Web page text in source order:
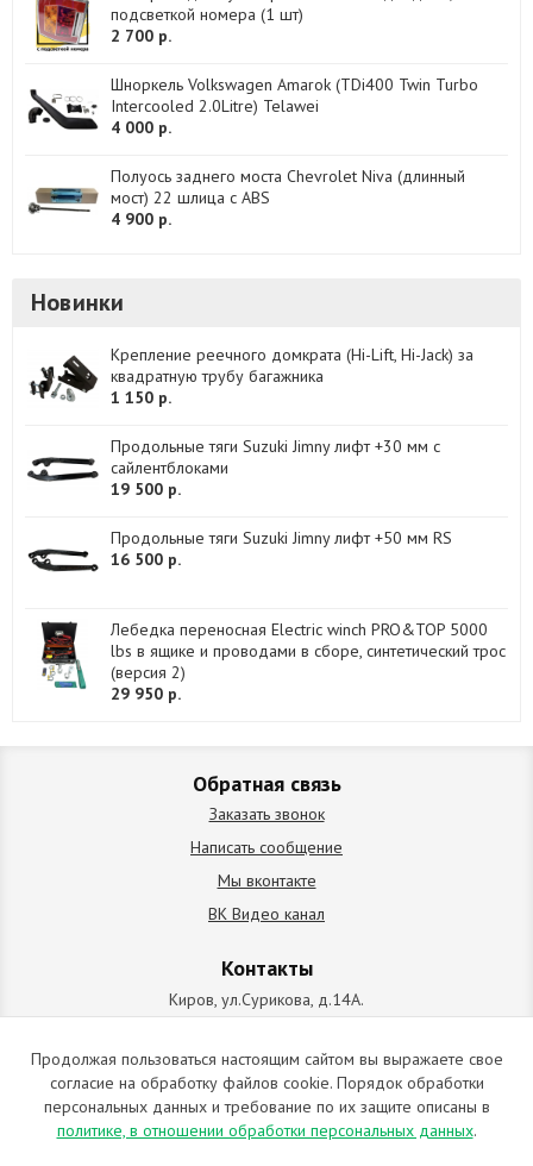
подсветкой номера (1 шт)
2 700 р.
Шноркель Volkswagen Amarok (TDi400 Twin Turbo
Intercooled 2.0Litre) Telawei
4 000 р.
Полуось заднего моста Chevrolet Niva (длинный
мост) 22 шлица с ABS
4 900 р.
Новинки
Крепление реечного домкрата (Hi-Lift, Hi-Jack) за
квадратную трубу багажника
1 150 р.
Продольные тяги Suzuki Jimny лифт +30 мм с
сайлентблоками
19 500 р.
Продольные тяги Suzuki Jimny лифт +50 мм RS
16 500 р.
Лебедка переносная Electric winch PRO&TOP 5000
lbs в ящике и проводами в сборе, синтетический трос
(версия 2)
29 950 р.
Обратная связь
Заказать звонок
Написать сообщение
Мы вконтакте
ВК Видео канал
Контакты
Киров, ул.Сурикова, д.14А.
схема проезда
+7 (912) 827-92-55
ИП Позолотин Евгений Валерьевич
ИНН 434537218055 / ОГРН ИП 309434505600123 от 25.02.2009
Продолжая пользоваться настоящим сайтом вы выражаете свое
согласие на обработку файлов cookie. Порядок обработки
персональных данных и требование по их защите описаны в
политике, в отношении обработки персональных данных.